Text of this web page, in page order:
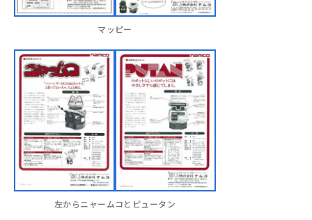
マッピー
左からニャームコとピュータン